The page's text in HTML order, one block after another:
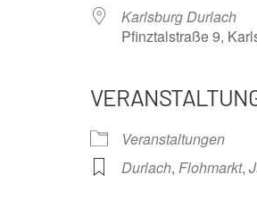
iCalendar
Karlsburg Durlach
Pfinztalstraße 9,
Veranstaltungen
Durlach, Flohmarkt,